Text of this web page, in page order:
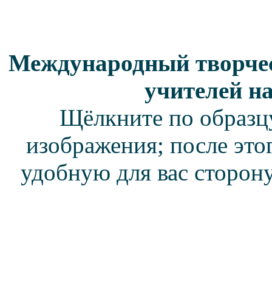
Международный
учителей
Щёлкните по
изображения; после
удобную для вас